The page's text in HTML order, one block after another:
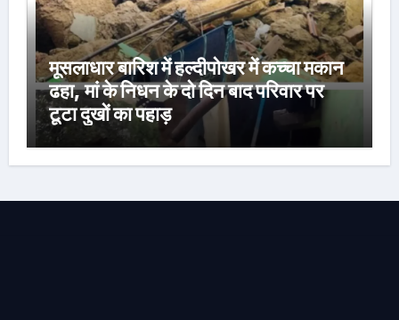
मूसलाधार बारिश में हल्दीपोखर में कच्चा मकान
ढहा, मां के निधन के दो दिन बाद परिवार पर
टूटा दुखों का पहाड़